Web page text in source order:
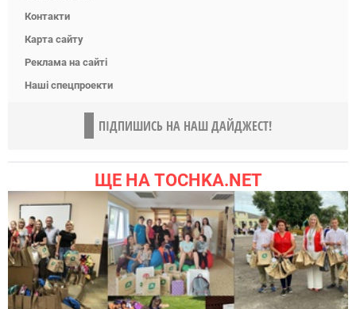
Контакти
Карта сайту
Реклама на сайті
Наші спецпроекти
ПІДПИШИСЬ НА НАШ ДАЙДЖЕСТ!
ЩЕ НА TOCHKA.NET